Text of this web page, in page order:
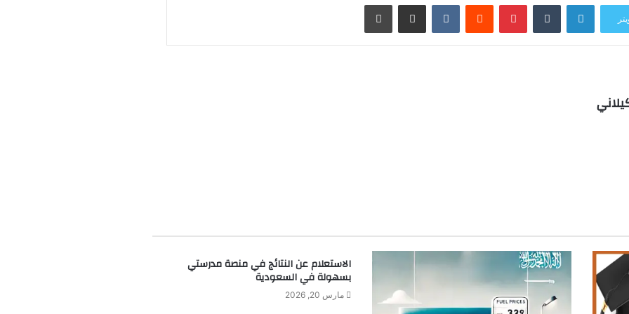
لينكدإن بينتيريست مشاركة عبر البريد طباعة
الاستعلام عن النتائج في منصة مدرستي
بسهولة في السعودية
مارس 20, 2026